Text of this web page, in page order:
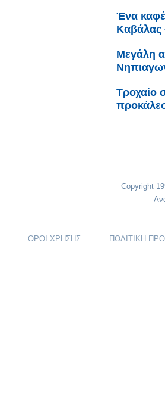
Ένα καφέ
Καβάλας
Μεγάλη
Τροχαίο
Copyright
ΟΡΟΙ ΧΡΗΣΗΣ ΠΟΛΙΤΙΚΗ